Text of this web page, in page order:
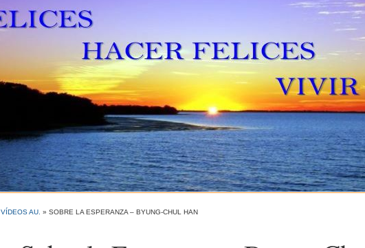
VÍDEOS AU. » SOBRE LA ESPERANZA – BYUNG-CHUL HAN